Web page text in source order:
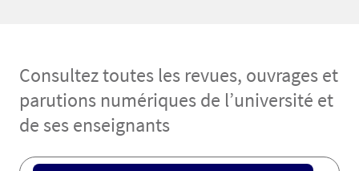
Consultez toutes les revues, ouvrages et
parutions numériques de l’université et
de ses enseignants
Menu Assas